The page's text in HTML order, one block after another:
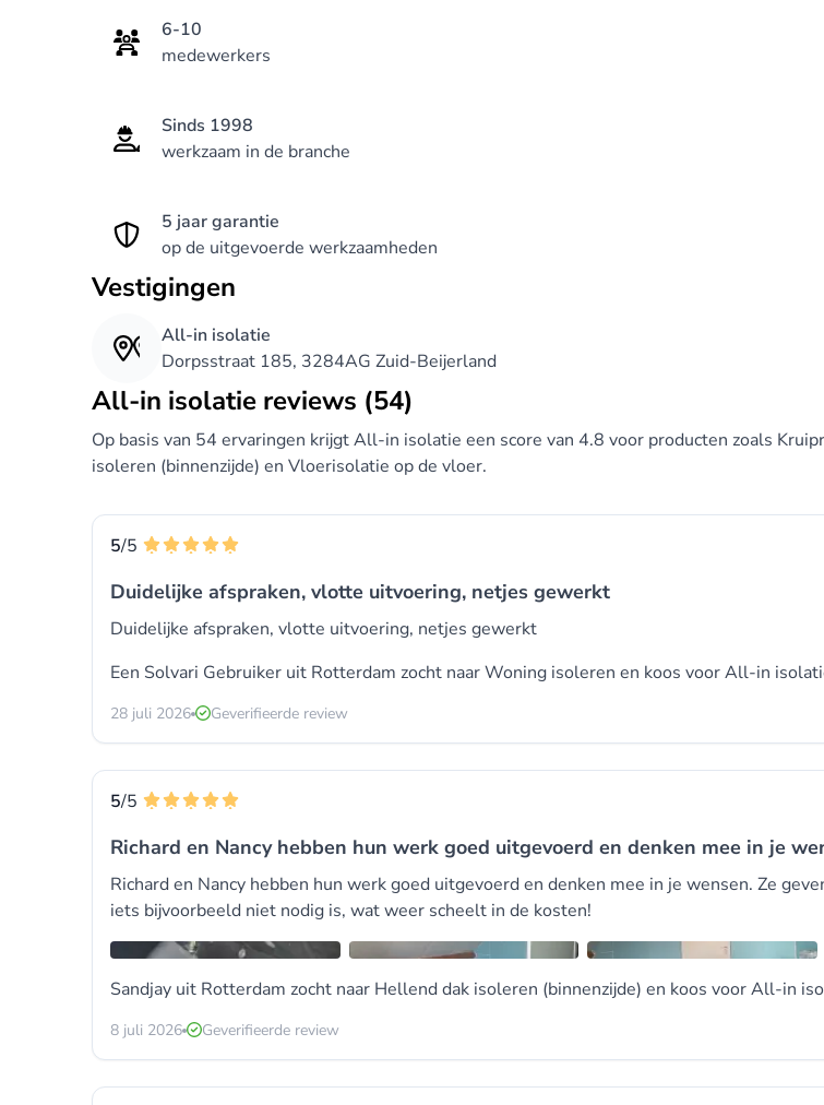
6-10
medewerkers
Sinds 1998
werkzaam in de branche
5 jaar garantie
op de uitgevoerde werkzaamheden
Vestigingen
All-in isolatie
Dorpsstraat 185, 3284AG Zuid-Beijerland
All-in isolatie reviews (54)
Op basis van 54 ervaringen krijgt All-in isolatie een score van 4.8 voor producten zoals
isoleren (binnenzijde) en Vloerisolatie op de vloer.
5/5
Duidelijke afspraken, vlotte uitvoering, netjes gewerkt
Duidelijke afspraken, vlotte uitvoering, netjes gewerkt
Een Solvari Gebruiker uit Rotterdam zocht naar Woning isoleren en koos voorAll-in
28 juli 2026 Geverifieerde review
5/5
Richard en Nancy hebben hun werk goed uitgevoerd en denken mee in je
Richard en Nancy hebben hun werk goed uitgevoerd en denken mee in je wensen. Ze
iets bijvoorbeeld niet nodig is, wat weer scheelt in de kosten!
Sandjay uit Rotterdam zocht naar Hellend dak isoleren (binnenzijde) en koos voorAll-in
8 juli 2026 Geverifieerde review